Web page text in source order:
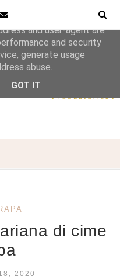
di cime
2020
to deliver its services
and user-agent are
and security
generate usage
abuse.
GOT IT